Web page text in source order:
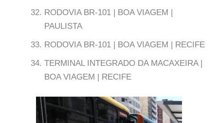
RODOVIA BR-101 | BOA VIAGEM |
PAULISTA
RODOVIA BR-101 | BOA VIAGEM | RECIFE
TERMINAL INTEGRADO DA MACAXEIRA |
BOA VIAGEM | RECIFE